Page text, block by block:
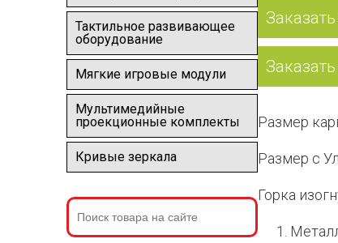
Тактильное развивающее
оборудование
Мягкие игровые модули
Мультимедийные
проекционные комплекты
Кривые зеркала
Размер
Размер с
Горка